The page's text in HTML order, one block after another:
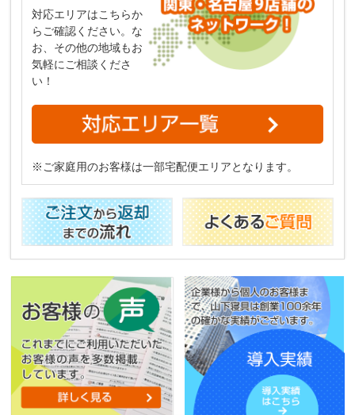
対応エリアはこちらか
らご確認ください。な
お、その他の地域もお
気軽にご相談くださ
い！
※ご家庭用のお客様は一部宅配便エリアとなります。